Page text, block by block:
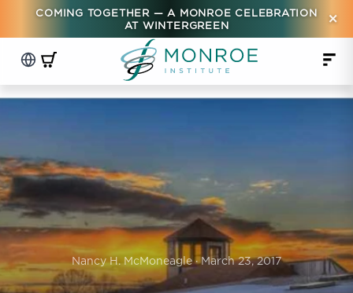
COMING TOGETHER — A MONROE CELEBRATION
AT WINTERGREEN
×
Nancy H. McMoneagle · March 23, 2017